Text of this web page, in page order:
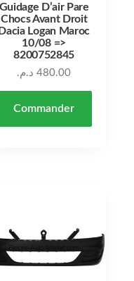
Guidage D’air Pare
Chocs Avant Droit
Dacia Logan Maroc
10/08 =>
8200752845
480.00 د.م.
Commander